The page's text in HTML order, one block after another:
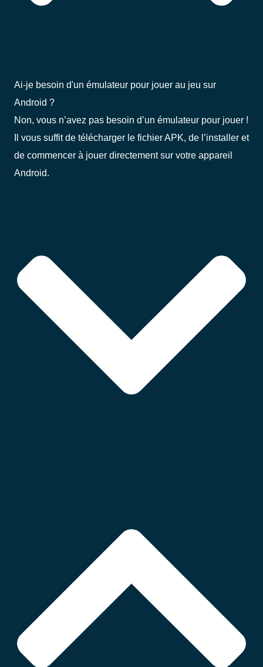
Ai-je besoin d'un émulateur pour jouer au jeu sur
Android ?
Non, vous n’avez pas besoin d’un émulateur pour jouer !
Il vous suffit de télécharger le fichier APK, de l’installer et
de commencer à jouer directement sur votre appareil
Android.